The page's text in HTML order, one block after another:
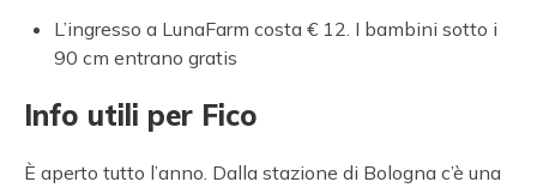
L’ingresso a LunaFarm costa € 12. I bambini sotto i
90 cm entrano gratis
Info utili per Fico
È aperto tutto l’anno. Dalla stazione di Bologna c’è una